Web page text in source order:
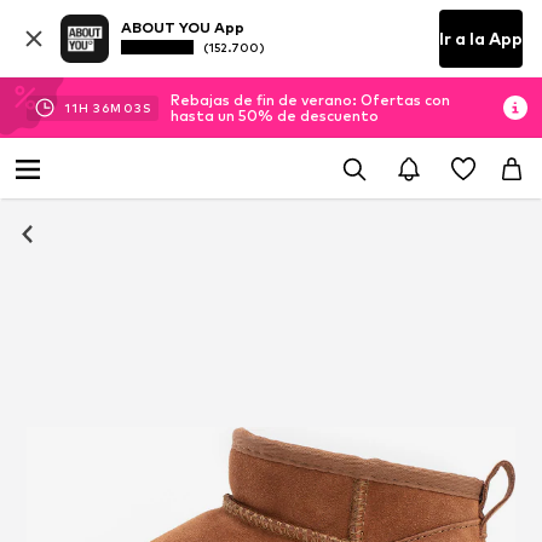
ABOUT YOU App
(152.700) Ir a la App
11H 36M 03 S
Rebajas de fin de verano: Ofertas con
hasta un 50% de descuento